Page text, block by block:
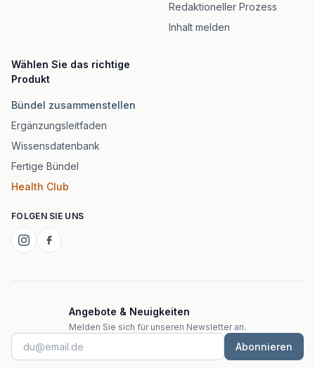
Redaktioneller Prozess
Inhalt melden
Wählen Sie das richtige
Produkt
Bündel zusammenstellen
Ergänzungsleitfaden
Wissensdatenbank
Fertige Bündel
Health Club
FOLGEN SIE UNS
Angebote & Neuigkeiten
Melden Sie sich für unseren Newsletter an.
Abonnieren